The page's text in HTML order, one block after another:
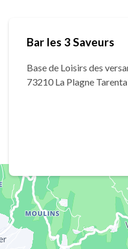
Bar les 3 Saveurs
Base de Loisirs des
73210 La Plagne